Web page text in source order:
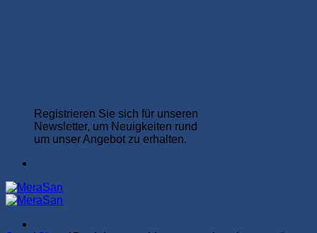
Registrieren Sie sich für unseren
Newsletter, um Neuigkeiten rund
um unser Angebot zu erhalten.